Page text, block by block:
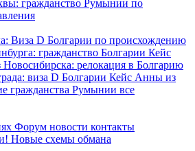
гражданство Румынии по
Виза D Болгарии по происхождению
гражданство Болгарии Кейс
Новосибирска: релокация в Болгарию
виза D Болгарии Кейс Анны из
гражданства Румынии все
Форум новости контакты
Новые схемы обмана